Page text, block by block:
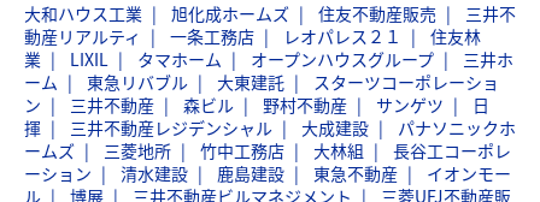
大和ハウス工業 旭化成ホームズ 住友不動産販売
三井不
動産リアルティ
一条工務店 レオパレス２１
住友林
業
LIXIL タマホーム オープンハウスグループ
三井ホ
ーム
東急リバブル 大東建託
スターツコーポレーショ
ン
三井不動産 森ビル 野村不動産 サンゲツ
日
揮
三井不動産レジデンシャル 大成建設
パナソニックホ
ームズ
三菱地所 竹中工務店 大林組
長谷工コーポレ
ーション
清水建設 鹿島建設 東急不動産
イオンモー
ル
博展 三井不動産ビルマネジメント
三菱UFJ不動産販